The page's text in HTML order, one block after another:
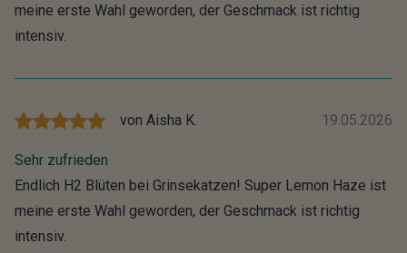
meine erste Wahl geworden, der Geschmack ist richtig
intensiv.
von Aisha K. 19.05.2026
Sehr zufrieden
Endlich H2 Blüten bei Grinsekatzen! Super Lemon Haze ist
meine erste Wahl geworden, der Geschmack ist richtig
intensiv.